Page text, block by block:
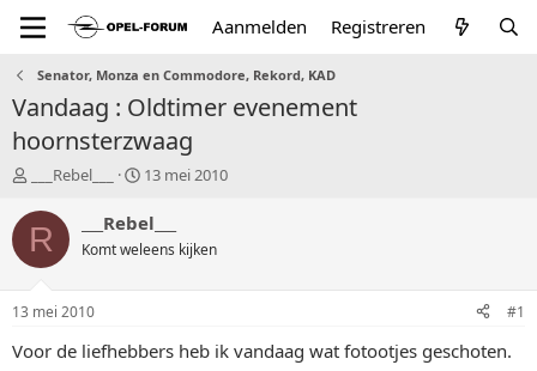
Aanmelden Registreren
Senator, Monza en Commodore, Rekord, KAD
Vandaag : Oldtimer evenement
hoornsterzwaag
p
a
r
___Rebel___
S
a
t
u
13 mei 2010
R ___Rebel___
Komt weleens kijken
13 mei 2010 #1
Voor de liefhebbers heb ik vandaag wat fotootjes geschoten.